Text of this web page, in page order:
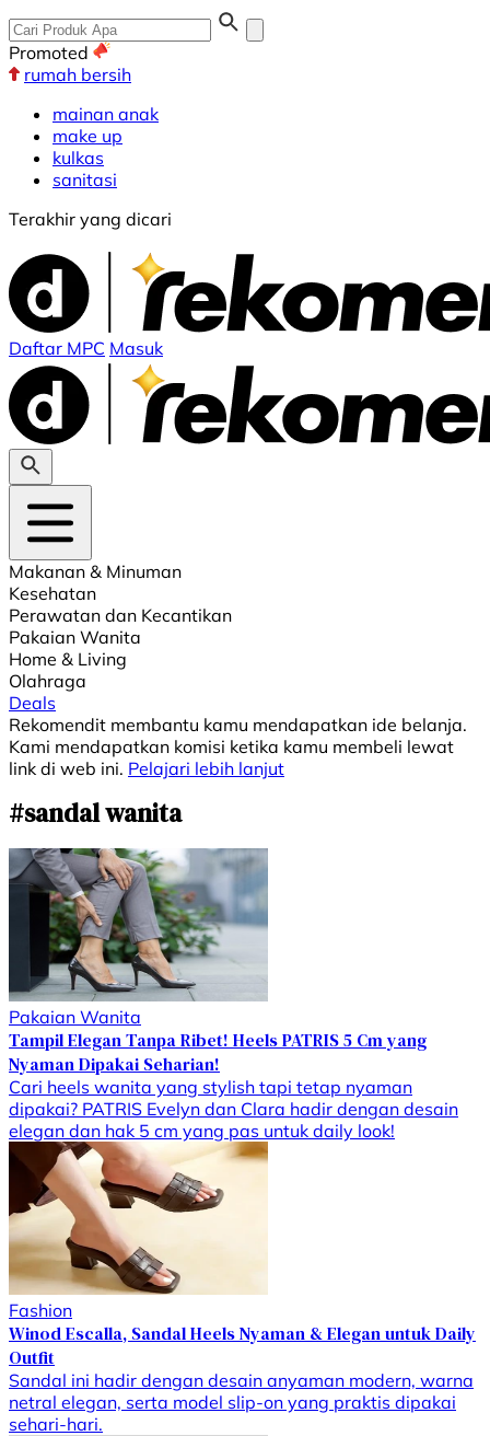
Promoted
rumah bersih
mainan anak
make up
kulkas
sanitasi
Terakhir yang dicari
Daftar MPC Masuk
Makanan & Minuman
Kesehatan
Perawatan dan Kecantikan
Pakaian Wanita
Home & Living
Olahraga
Deals
Rekomendit membantu kamu mendapatkan ide belanja.
Kami mendapatkan komisi ketika kamu membeli lewat
link di web ini. Pelajari lebih lanjut
#sandal wanita
Pakaian Wanita
Tampil Elegan Tanpa Ribet! Heels PATRIS 5 Cm yang
Nyaman Dipakai Seharian!
Cari heels wanita yang stylish tapi tetap nyaman
dipakai? PATRIS Evelyn dan Clara hadir dengan desain
elegan dan hak 5 cm yang pas untuk daily look!
Fashion
Winod Escalla, Sandal Heels Nyaman & Elegan untuk Daily
Outfit
Sandal ini hadir dengan desain anyaman modern, warna
netral elegan, serta model slip-on yang praktis dipakai
sehari-hari.